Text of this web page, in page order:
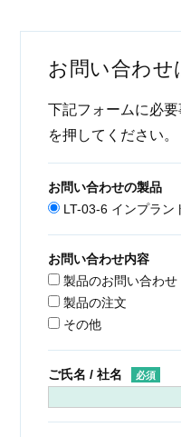
お問い合わせ
下記フォームに必要
を押してください。
お問い合わせの製品
LT-03-6 インプラン
お問い合わせ内容
製品のお問い合わせ
製品の注文
その他
ご氏名 / 社名